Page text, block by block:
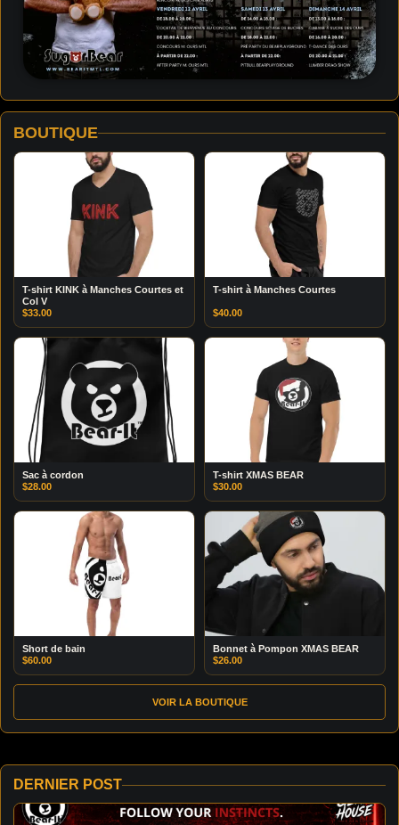
BOUTIQUE
T-shirt KINK à Manches Courtes et
Col V
$33.00
T-shirt à Manches Courtes
$40.00
Sac à cordon
$28.00
T-shirt XMAS BEAR
$30.00
Short de bain
$60.00
Bonnet à Pompon XMAS BEAR
$26.00
VOIR LA BOUTIQUE
DERNIER POST